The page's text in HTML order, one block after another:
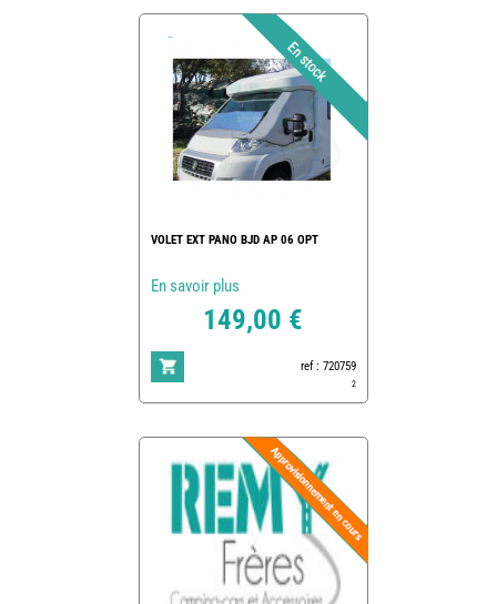
VOLET EXT PANO BJD AP 06 OPT
En savoir plus
149,00 €
ref : 720759
2